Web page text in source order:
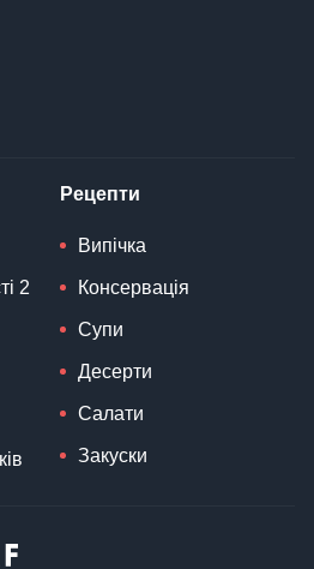
2
Рецепти
Випічка
Консервація
Супи
Десерти
Салати
Закуски